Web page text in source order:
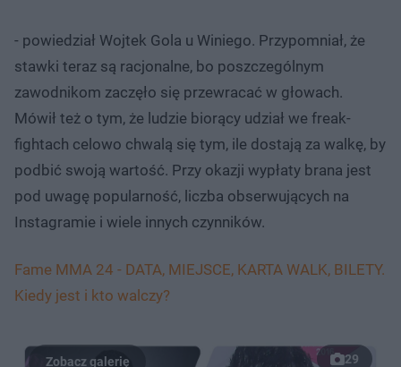
- powiedział Wojtek Gola u Winiego. Przypomniał, że
stawki teraz są racjonalne, bo poszczególnym
zawodnikom zaczęło się przewracać w głowach.
Mówił też o tym, że ludzie biorący udział we freak-
fightach celowo chwalą się tym, ile dostają za walkę, by
podbić swoją wartość. Przy okazji wypłaty brana jest
pod uwagę popularność, liczba obserwujących na
Instagramie i wiele innych czynników.
Fame MMA 24 - DATA, MIEJSCE, KARTA WALK, BILETY.
Kiedy jest i kto walczy?
29